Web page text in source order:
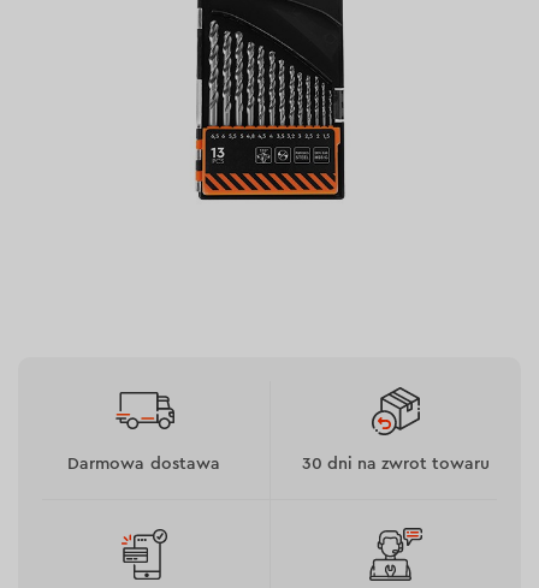
rozmiarach, odpowiednich do różnych zadań. Długość
wierteł wynosi od 45 do 101 mm, a ich średnica od 1,5
użytku ułatwia przechowywanie i transport zestawu.
Darmowa dostawa 30 dni na zwrot towaru